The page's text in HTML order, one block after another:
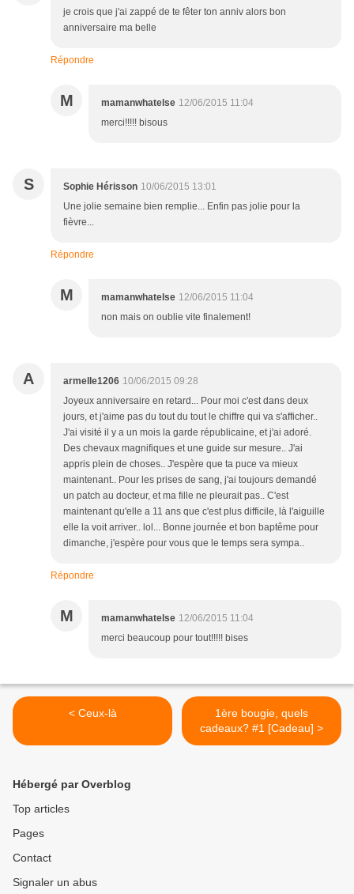
je crois que j'ai zappé de te fêter ton anniv alors bon
anniversaire ma belle
Répondre
M mamanwhatelse 12/06/2015 11:04
merci!!!!! bisous
S Sophie Hérisson 10/06/2015 13:01
Une jolie semaine bien remplie... Enfin pas jolie pour la
fièvre...
Répondre
M mamanwhatelse 12/06/2015 11:04
non mais on oublie vite finalement!
A armelle1206 10/06/2015 09:28
Joyeux anniversaire en retard... Pour moi c'est dans deux
jours, et j'aime pas du tout du tout le chiffre qui va s'afficher..
J'ai visité il y a un mois la garde républicaine, et j'ai adoré.
Des chevaux magnifiques et une guide sur mesure.. J'ai
appris plein de choses.. J'espère que ta puce va mieux
maintenant.. Pour les prises de sang, j'ai toujours demandé
un patch au docteur, et ma fille ne pleurait pas.. C'est
maintenant qu'elle a 11 ans que c'est plus difficile, là l'aiguille
elle la voit arriver.. lol... Bonne journée et bon baptême pour
dimanche, j'espère pour vous que le temps sera sympa..
Répondre
M mamanwhatelse 12/06/2015 11:04
merci beaucoup pour tout!!!!! bises
< Ceux-là
1ère bougie, quels
cadeaux? #1 [Cadeau] >
Hébergé par Overblog
Top articles
Pages
Contact
Signaler un abus